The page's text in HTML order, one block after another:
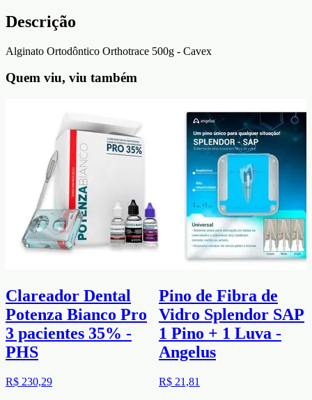
Descrição
Alginato Ortodôntico Orthotrace 500g - Cavex
Quem viu, viu também
Clareador Dental
Potenza Bianco Pro
3 pacientes 35% -
PHS
R$ 230,29
Pino de Fibra de
Vidro Splendor SAP
1 Pino + 1 Luva -
Angelus
R$ 21,81